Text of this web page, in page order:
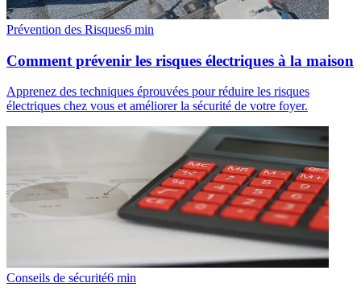
Prévention des Risques6 min
Comment prévenir les risques électriques à la maison
Apprenez des techniques éprouvées pour réduire les risques
électriques chez vous et améliorer la sécurité de votre foyer.
Conseils de sécurité6 min